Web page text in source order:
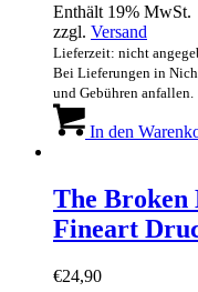
Enthält 19% MwSt.
zzgl. Versand
Lieferzeit: nicht
Bei Lieferungen in
und Gebühren anfallen.
In den
The Broken
Fineart
€24,90